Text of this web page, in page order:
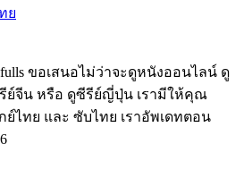
ย
fulls ขอเสนอไม่ว่าจะดูหนังออนไลน์ ดู
ย์จีน หรือ ดูซีรีย์ญี่ปุ่น เรามีให้คุณ
ย์ไทย และ ซับไทย เราอัพเดทตอน